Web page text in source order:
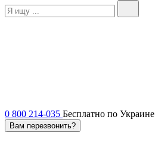
0 800 214-035 Бесплатно по Украине
Вам перезвонить?